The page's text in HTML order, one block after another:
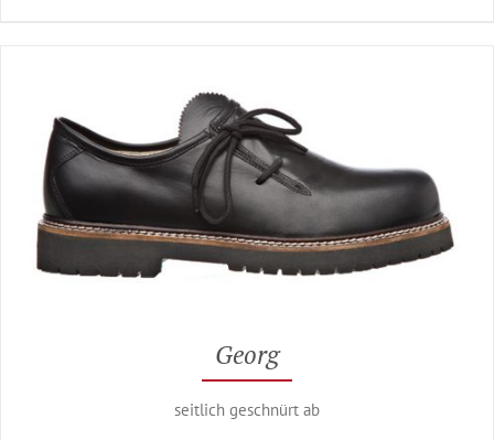
Georg
seitlich geschnürt ab